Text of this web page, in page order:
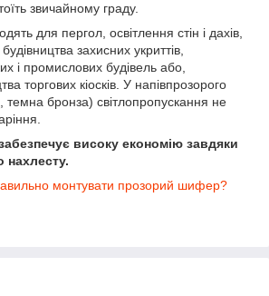
звичайному граду.
для пергол, освітлення стін і дахів,
захисних укриттів,
і промислових будівель або,
торгових кіосків. У напівпрозорого
бронза) світлопропускання не
високу економію завдяки
нахлесту.
монтувати прозорий шифер?